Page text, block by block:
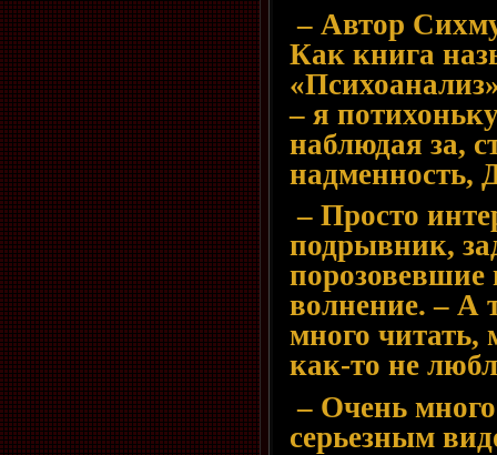
– Автор
Как книга
– я
наблюдая за,
надменность,
– Просто
подрывник,
волнение. –
много читать,
как-то не
– Очень
серьезным